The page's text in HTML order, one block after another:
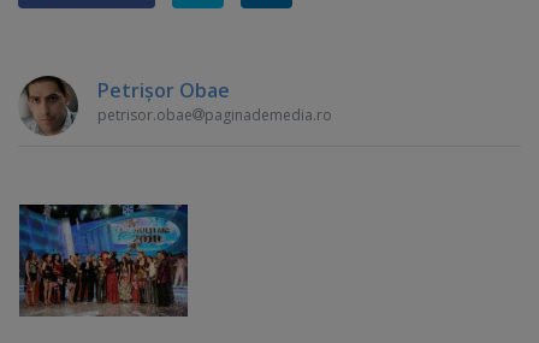
Petrişor Obae
petrisor.obae paginademedia.ro